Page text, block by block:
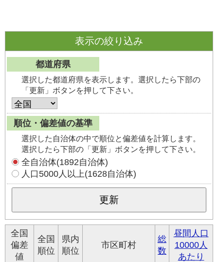
表示の絞り込み
都道府県
選択した都道府県を表示します。選択したら下部の
「更新」ボタンを押して下さい。
順位・偏差値の基準
選択した自治体の中で順位と偏差値を計算します。
選択したら下部の「更新」ボタンを押して下さい。
全自治体(1892自治体)
人口5000人以上(1628自治体)
全国
偏差
値
全国
順位
県内
順位
市区町村
総
数
昼間人口
10000人
あたり